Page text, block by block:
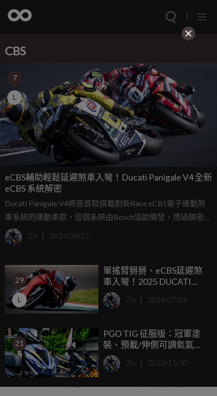
CBS
7
L
eCBS輔助輕鬆延遲煞車入彎！Ducati Panigale V4 全新
eCBS 系統解密
Ducati Panigale V4將是首款搭載創新Race eCBS電子連動煞
車系統的運動車款，這個系統由Bosch協助開發，透過精密的
ECU監控四個壓力傳感器（前一代為單一傳感器），能夠在
騎士扣下前煞時自動啟動後煞，並在放開前煞後仍維持後卡
的技術，據Ducati稱，這在賽道和道路上都能提供安全性和
穩定性的優勢。
Ziv 2024/08/22
29
L
單搖臂掰掰、eCBS延遲煞
車入彎！2025 DUCATI
Panigale V4/S 海外發表
Ziv 2024/07/26
21
PGO TIG 征服版：冠軍塗
裝、預載/伸側可調氮氣避
震上身，限量99台；J-
bubu 115 CBS 新色同場亮
Ziv 2023/11/30